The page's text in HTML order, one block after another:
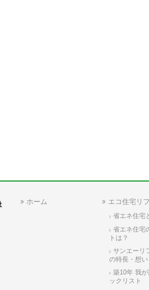
ホーム エコ住宅リ
省エネ住宅
省エネ住宅
トは？
サンエーリ
の特長・想い
築10年 我が
ックリスト